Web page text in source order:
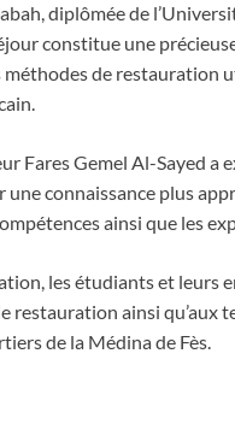
diplômée de
constitue une
de restauration
Fares Gemel Al-Sayed
connaissance plus
ainsi que les
les étudiants et leurs
restauration ainsi qu’aux
de la Médina de Fès.